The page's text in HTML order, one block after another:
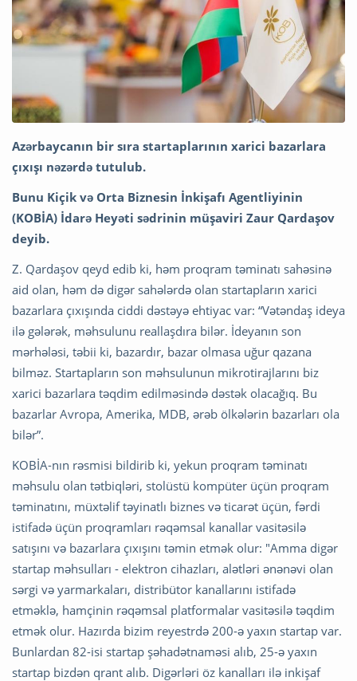
Azərbaycanın bir sıra startaplarının xarici bazarlara
çıxışı nəzərdə tutulub.
Bunu Kiçik və Orta Biznesin İnkişafı Agentliyinin
(KOBİA) İdarə Heyəti sədrinin müşaviri Zaur Qardaşov
deyib.
Z. Qardaşov qeyd edib ki, həm proqram təminatı sahəsinə
aid olan, həm də digər sahələrdə olan startapların xarici
bazarlara çıxışında ciddi dəstəyə ehtiyac var: “Vətəndaş ideya
ilə gələrək, məhsulunu reallaşdıra bilər. İdeyanın son
mərhələsi, təbii ki, bazardır, bazar olmasa uğur qazana
bilməz. Startapların son məhsulunun mikrotirajlarını biz
xarici bazarlara təqdim edilməsində dəstək olacağıq. Bu
bazarlar Avropa, Amerika, MDB, ərəb ölkələrin bazarları ola
bilər”.
KOBİA-nın rəsmisi bildirib ki, yekun proqram təminatı
məhsulu olan tətbiqləri, stolüstü kompüter üçün proqram
təminatını, müxtəlif təyinatlı biznes və ticarət üçün, fərdi
istifadə üçün proqramları rəqəmsal kanallar vasitəsilə
satışını və bazarlara çıxışını təmin etmək olur: "Amma digər
startap məhsulları - elektron cihazları, alətləri ənənəvi olan
sərgi və yarmarkaları, distribütor kanallarını istifadə
etməklə, hamçinin rəqəmsal platformalar vasitəsilə təqdim
etmək olur. Hazırda bizim reyestrdə 200-ə yaxın startap var.
Bunlardan 82-isi startap şəhadətnaməsi alıb, 25-ə yaxın
startap bizdən qrant alıb. Digərləri öz kanalları ilə inkişaf